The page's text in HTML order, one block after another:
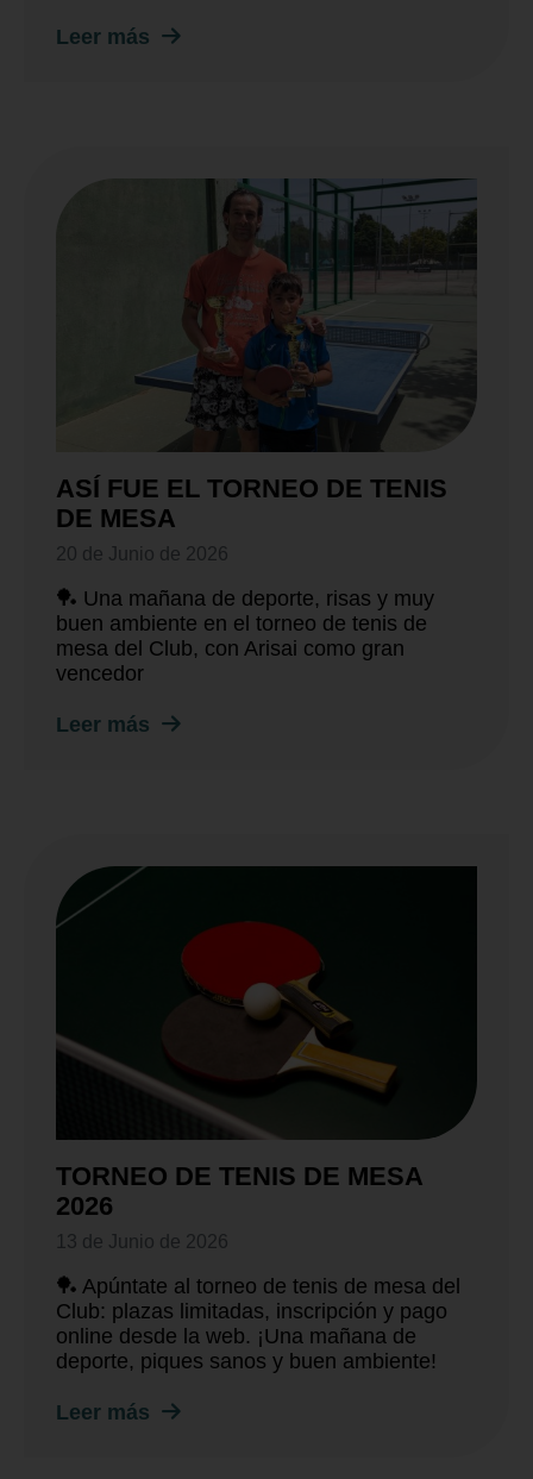
Leer más
ASÍ FUE EL TORNEO DE TENIS
DE MESA
20 de Junio de 2026
🏓 Una mañana de deporte, risas y muy
buen ambiente en el torneo de tenis de
mesa del Club, con Arisai como gran
vencedor
Leer más
TORNEO DE TENIS DE MESA
2026
13 de Junio de 2026
🏓 Apúntate al torneo de tenis de mesa del
Club: plazas limitadas, inscripción y pago
online desde la web. ¡Una mañana de
deporte, piques sanos y buen ambiente!
Leer más